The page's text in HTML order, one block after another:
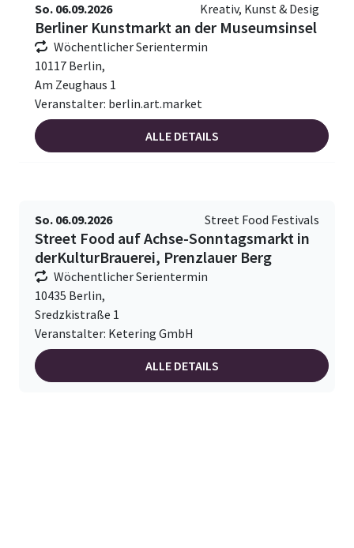
So. 06.09.2026 Kreativ, Kunst & Desig
Berliner Kunstmarkt an der Museumsinsel
Wöchentlicher Serientermin
10117 Berlin,
Am Zeughaus 1
Veranstalter: berlin.art.market
ALLE DETAILS
So. 06.09.2026 Street Food Festivals
Street Food auf Achse-Sonntagsmarkt in
derKulturBrauerei, Prenzlauer Berg
Wöchentlicher Serientermin
10435 Berlin,
Sredzkistraße 1
Veranstalter: Ketering GmbH
ALLE DETAILS